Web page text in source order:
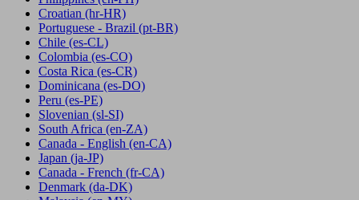
Croatian (hr-HR)
Portuguese - Brazil (pt-BR)
Chile (es-CL)
Colombia (es-CO)
Costa Rica (es-CR)
Dominicana (es-DO)
Peru (es-PE)
Slovenian (sl-SI)
South Africa (en-ZA)
Canada - English (en-CA)
Japan (ja-JP)
Canada - French (fr-CA)
Denmark (da-DK)